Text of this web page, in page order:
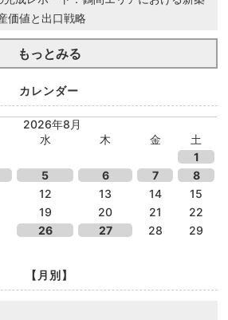
価値と出口戦略
もっとみる
カレンダー
2026年8月
水 木 金
土
1
5 6 7
8
12 13 14
15
19 20 21
22
26 27 28
29
【月別】